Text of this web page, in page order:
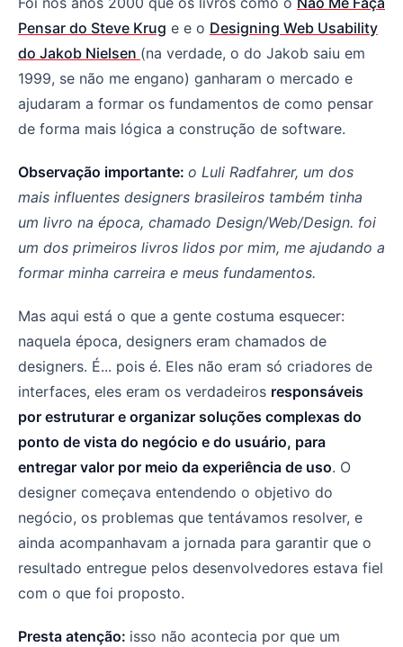
Pensar do Steve Krug e e o Designing Web Usability
do Jakob Nielsen (na verdade, o do Jakob saiu em
1999, se não me engano) ganharam o mercado e
ajudaram a formar os fundamentos de como pensar
de forma mais lógica a construção de software.
Observação importante: o Luli Radfahrer, um dos
mais influentes designers brasileiros também tinha
um livro na época, chamado Design/Web/Design. foi
um dos primeiros livros lidos por mim, me ajudando a
formar minha carreira e meus fundamentos.
Mas aqui está o que a gente costuma esquecer:
naquela época, designers eram chamados de
designers. É... pois é. Eles não eram só criadores de
interfaces, eles eram os verdadeiros responsáveis
por estruturar e organizar soluções complexas do
ponto de vista do negócio e do usuário, para
entregar valor por meio da experiência de uso. O
designer começava entendendo o objetivo do
negócio, os problemas que tentávamos resolver, e
ainda acompanhavam a jornada para garantir que o
resultado entregue pelos desenvolvedores estava fiel
com o que foi proposto.
Presta atenção: isso não acontecia por que um